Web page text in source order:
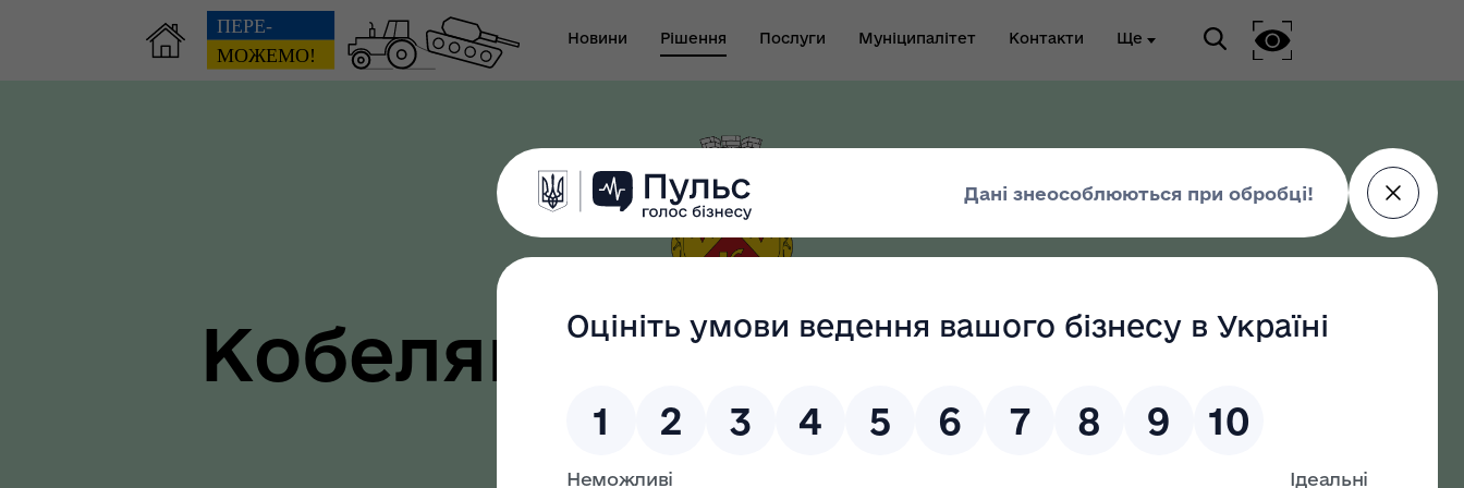
Новини Рішення Послуги Муніципалітет Контакти Ще
Звіт виконуючого
повноваження міського
голови-секретаря міської
ради
Безбар"єрність
Кобеляцька територіальна
громада